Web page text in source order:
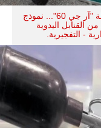
القنبلة "آر جي 60"... نموذج
القنابل اليدوية
- التفجيرية.